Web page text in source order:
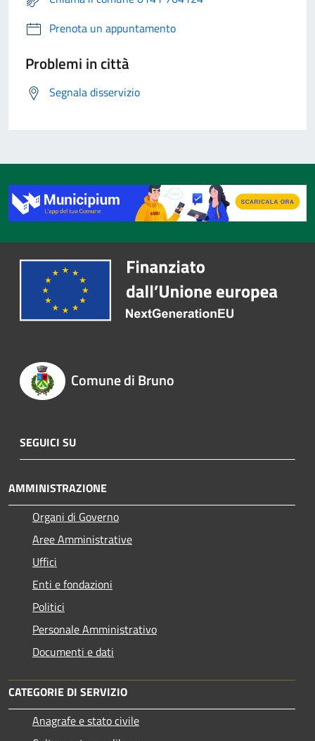
Prenota un appuntamento
Problemi in città
Segnala disservizio
Comune di Bruno
SEGUICI SU
AMMINISTRAZIONE
Organi di Governo
Aree Amministrative
Uffici
Enti e fondazioni
Politici
Personale Amministrativo
Documenti e dati
CATEGORIE DI SERVIZIO
Anagrafe e stato civile